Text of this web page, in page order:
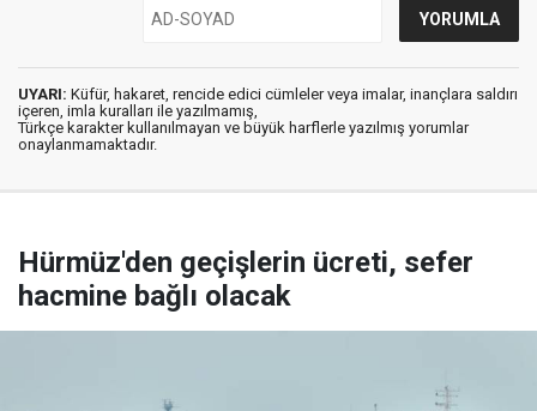
UYARI: Küfür, hakaret, rencide edici cümleler veya imalar, inançlara saldırı
içeren, imla kuralları ile yazılmamış,
Türkçe karakter kullanılmayan ve büyük harflerle yazılmış yorumlar
onaylanmamaktadır.
Hürmüz'den geçişlerin ücreti, sefer
hacmine bağlı olacak